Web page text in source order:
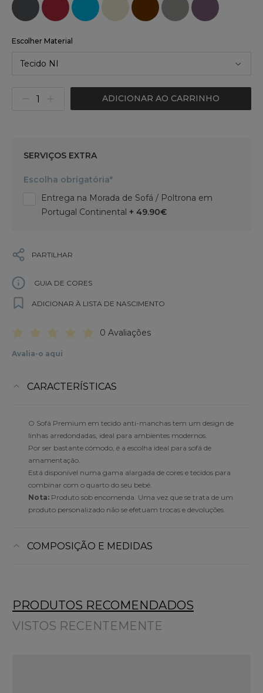
Escolher Material
Tecido NI
ADICIONAR AO CARRINHO
SERVIÇOS EXTRA
Escolha obrigatória*
Entrega na Morada de Sofá / Poltrona em
Portugal Continental + 49.90€
PARTILHAR
GUIA DE CORES
ADICIONAR À LISTA DE NASCIMENTO
0 Avaliações
Avalia-o aqui
CARACTERÍSTICAS
O Sofá Premium em tecido anti-manchas tem um design de
linhas arredondadas, ideal para ambientes modernos.
Por ser bastante cómodo, é a escolha ideal para sofá de
amamentação.
Está disponível numa gama alargada de cores e tecidos para
combinar com o quarto do seu bebé.
Nota: Produto sob encomenda. Uma vez que se trata de um
produto personalizado não se efetuam trocas e devoluções.
COMPOSIÇÃO E MEDIDAS
PRODUTOS RECOMENDADOS
VISTOS RECENTEMENTE